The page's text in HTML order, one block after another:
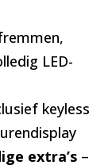
LED-
keyless
extra’s –